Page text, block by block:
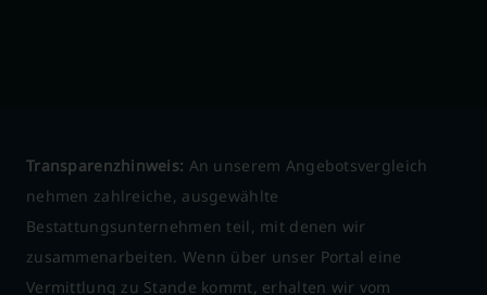
Transparenzhinweis: An unserem Angebotsvergleich
nehmen zahlreiche, ausgewählte
Bestattungsunternehmen teil, mit denen wir
zusammenarbeiten. Wenn über unser Portal eine
Vermittlung zu Stande kommt, erhalten wir vom